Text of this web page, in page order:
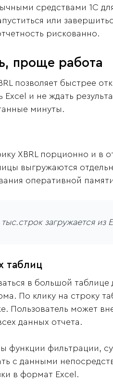
средствами 1С
или
рискованно.
проще работа
позволяет быстрее
и не ждать
минуты.
XBRL порционно и в
выгружаются
оперативной
загружается из
таблиц
в большой таблице
По клику на строку
Пользователь может
данных отчета.
функции фильтрации,
с данными
в формат Excel.